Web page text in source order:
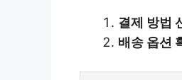
결제 방법
배송 옵션